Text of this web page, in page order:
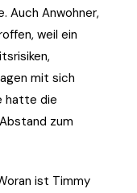
Auch Anwohner,
weil ein
mit sich
hatte die
zum
ist Timmy